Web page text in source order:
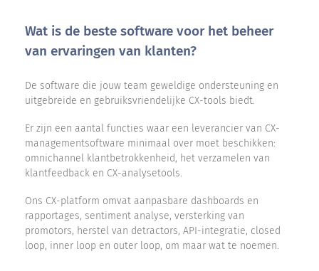
Wat is de beste software voor het beheer
van ervaringen van klanten?
De software die jouw team geweldige ondersteuning en
uitgebreide en gebruiksvriendelijke CX-tools biedt.
Er zijn een aantal functies waar een leverancier van CX-
managementsoftware minimaal over moet beschikken:
omnichannel klantbetrokkenheid, het verzamelen van
klantfeedback en CX-analysetools.
Ons CX-platform omvat aanpasbare dashboards en
rapportages, sentiment analyse, versterking van
promotors, herstel van detractors, API-integratie, closed
loop, inner loop en outer loop, om maar wat te noemen.